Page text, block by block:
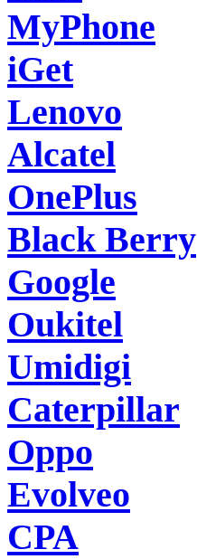
MyPhone
iGet
Lenovo
Alcatel
OnePlus
Black Berry
Google
Oukitel
Umidigi
Caterpillar
Oppo
Evolveo
CPA